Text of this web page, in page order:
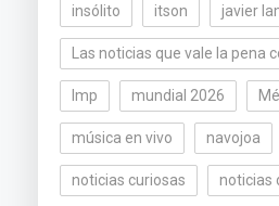
insólito itson javier
Las noticias que vale la pena
lmp mundial 2026
música en vivo navojoa
noticias curiosas noticias